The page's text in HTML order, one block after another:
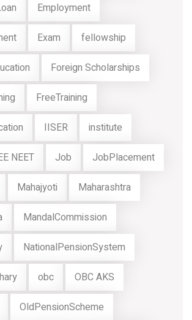
Employment
Exam fellowship
Foreign Scholarships
FreeTraining
IISER institute
NEET Job JobPlacement
Mahajyoti Maharashtra
MandalCommission
NationalPensionSystem
obc OBC AKS
OldPensionScheme